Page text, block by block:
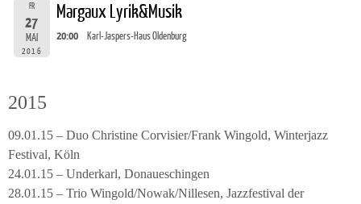
FR
27
MAI
2016
Margaux Lyrik&Musik
20:00 Karl-Jaspers-Haus Oldenburg
2015
09.01.15 – Duo Christine Corvisier/Frank Wingold, Winterjazz
Festival, Köln
24.01.15 – Underkarl, Donaueschingen
28.01.15 – Trio Wingold/Nowak/Nillesen, Jazzfestival der